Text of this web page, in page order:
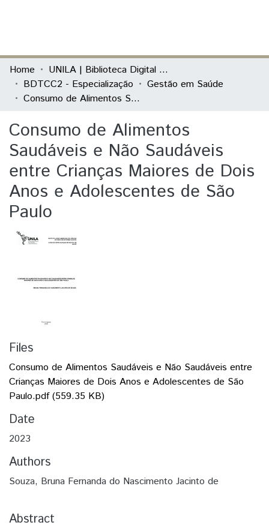
Communities & Collections
All of DSpace
Home
UNILA | Biblioteca Digital de Trabalhos de Conclusão de Curso
BDTCC2 - Especialização
Gestão em Saúde
Consumo de Alimentos Saudáveis e Não Saudáveis entre Crianças Maiores de Dois Anos e Adolescentes de São Paulo
Consumo de Alimentos
Saudáveis e Não Saudáveis
entre Crianças Maiores de Dois
Anos e Adolescentes de São
Paulo
Files
Consumo de Alimentos Saudáveis e Não Saudáveis entre
Crianças Maiores de Dois Anos e Adolescentes de São
Paulo.pdf(559.35 KB)
Date
2023
Authors
Souza, Bruna Fernanda do Nascimento Jacinto de
Abstract